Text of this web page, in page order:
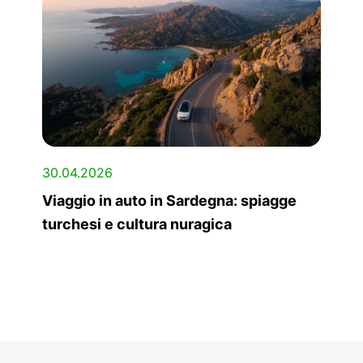
30.04.2026
Viaggio in auto in Sardegna: spiagge
turchesi e cultura nuragica